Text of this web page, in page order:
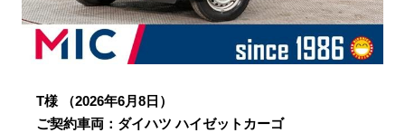
T様
（2026年6月8日）
ご契約車両：ダイハツ ハイゼットカーゴ